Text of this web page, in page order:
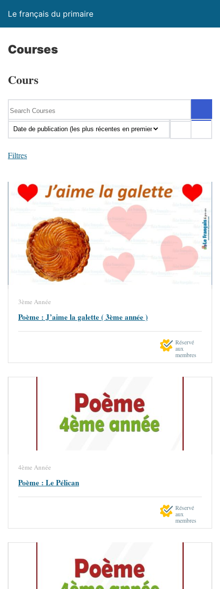
Le français du primaire
Courses
Cours
Filtres
3ème Année
Poème : J’aime la galette ( 3ème année )
Réservé
aux
membres
4ème Année
Poème : Le Pélican
Réservé
aux
membres